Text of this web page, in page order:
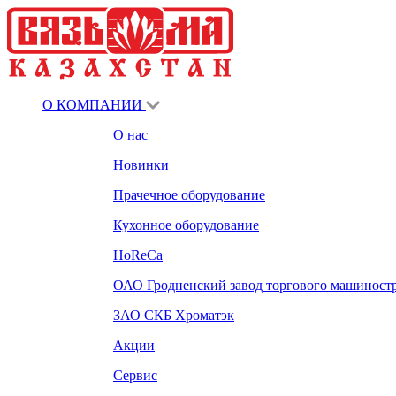
О КОМПАНИИ
О нас
Новинки
Прачечное оборудование
Кухонное оборудование
HoReCa
ОАО Гродненский завод торгового
ЗАО СКБ Хроматэк
Акции
Сервис